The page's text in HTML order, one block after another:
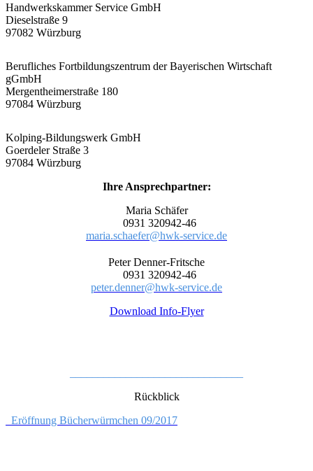
Handwerkskammer Service GmbH
Dieselstraße 9
97082 Würzburg
Berufliches Fortbildungszentrum der Bayerischen Wirtschaft
gGmbH
Mergentheimerstraße 180
97084 Würzburg
Kolping-Bildungswerk GmbH
Goerdeler Straße 3
97084 Würzburg
Ihre Ansprechpartner:
Maria Schäfer
0931 320942-46
maria.schaefer@hwk-service.de
Peter Denner-Fritsche
0931 320942-46
peter.denner@hwk-service.de
Download Info-Flyer
Rückblick
Eröffnung Bücherwürmchen 09/2017